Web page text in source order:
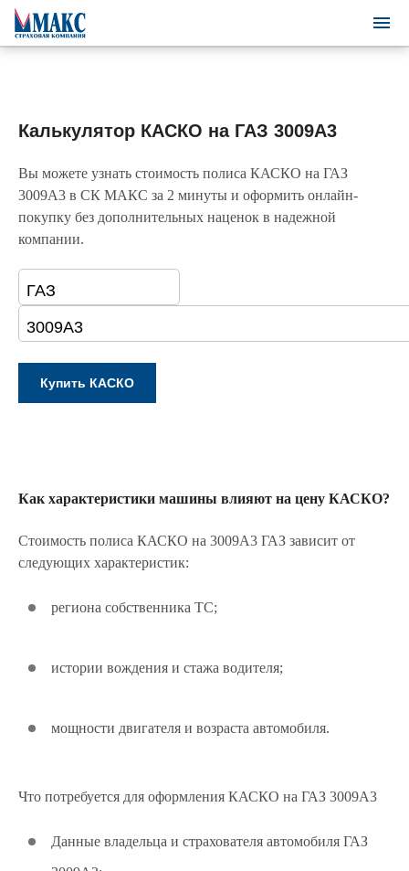
Калькулятор КАСКО на ГАЗ 3009A3
Вы можете узнать стоимость полиса КАСКО на ГАЗ
3009A3 в СК МАКС за 2 минуты и оформить онлайн-
покупку без дополнительных наценок в надежной
компании.
Как характеристики машины влияют на цену КАСКО?
Стоимость полиса КАСКО на 3009A3 ГАЗ зависит от
следующих характеристик:
региона собственника ТС;
истории вождения и стажа водителя;
мощности двигателя и возраста автомобиля.
Что потребуется для оформления КАСКО на ГАЗ 3009A3
Данные владельца и страхователя автомобиля ГАЗ